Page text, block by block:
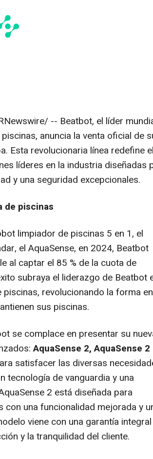
-- Beatbot, el líder
anuncia la venta oficial de
Esta revolucionaria línea redefine el
líderes en la industria diseñadas
y una seguridad excepcionales.
de piscinas
limpiador de piscinas 5 en 1, el
el AquaSense, en 2024, Beatbot
al captar el 85 % de la cuota de
subraya el liderazgo de Beatbot
revolucionando la forma en
sus piscinas.
se complace en presentar su
AquaSense 2, AquaSense 2
satisfacer las diversas
tecnología de vanguardia y una
2 está diseñada para
una funcionalidad mejorada y
viene con una garantía
y la tranquilidad del cliente.